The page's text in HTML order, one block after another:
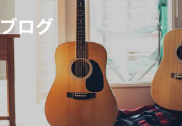
ブログ